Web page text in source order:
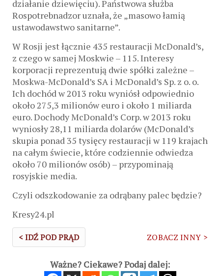
działanie dziewięciu). Państwowa służba
Rospotrebnadzor uznała, że „masowo łamią
ustawodawstwo sanitarne”.
W Rosji jest łącznie 435 restauracji McDonald’s,
z czego w samej Moskwie – 115. Interesy
korporacji reprezentują dwie spółki zależne –
Moskwa-McDonald’s SA i McDonald’s Sp. z o. o.
Ich dochód w 2013 roku wyniósł odpowiednio
około 275,3 milionów euro i około 1 miliarda
euro. Dochody McDonald’s Corp. w 2013 roku
wyniosły 28,11 miliarda dolarów (McDonald’s
skupia ponad 35 tysięcy restauracji w 119 krajach
na całym świecie, które codziennie odwiedza
około 70 milionów osób) – przypominają
rosyjskie media.
Czyli odszkodowanie za odrąbany palec będzie?
Kresy24.pl
< IDŹ POD PRĄD ZOBACZ INNY >
Ważne? Ciekawe? Podaj dalej: